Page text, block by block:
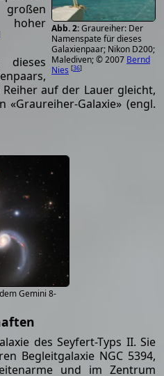
Graureiher: Der
Namenspate für dieses
Galaxienpaar; Nikon D200;
Malediven; © 2007 Bernd
Nies [36]
dieses
auf der Lauer gleicht,
«Graureiher-Galaxie» (engl.
Gemini 8-
des Seyfert-Typs II. Sie
Begleitgalaxie NGC 5394,
und im Zentrum